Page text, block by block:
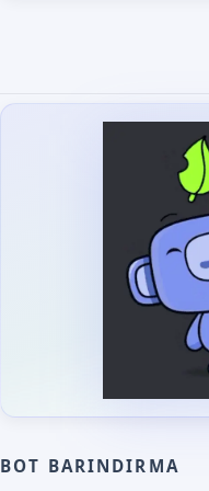
BOT BARINDIRMA